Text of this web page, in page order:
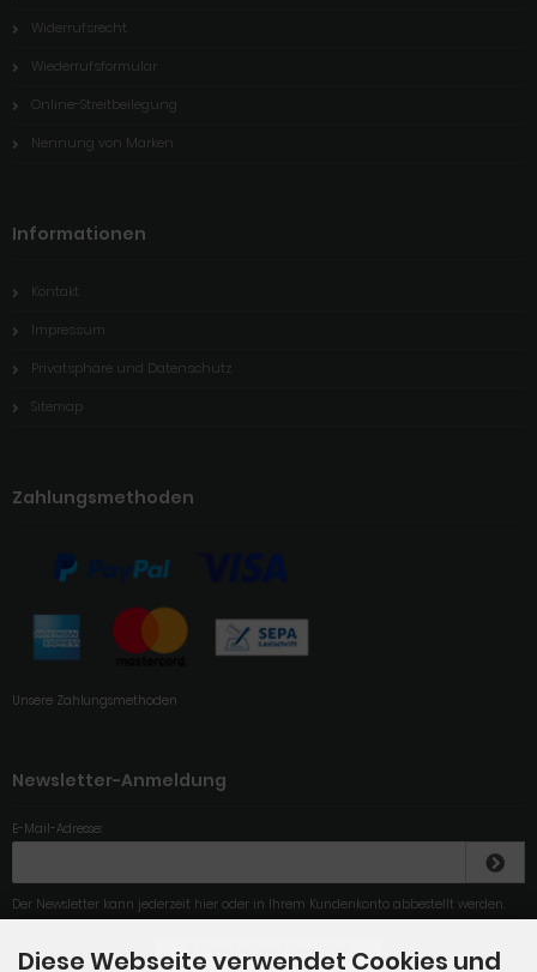
Widerrufsrecht
Wiederrufsformular
Online-Streitbeilegung
Nennung von Marken
Informationen
Kontakt
Impressum
Privatsphäre und Datenschutz
Sitemap
Zahlungsmethoden
Unsere Zahlungsmethoden
Newsletter-Anmeldung
E-Mail-Adresse:
Der Newsletter kann jederzeit hier oder in Ihrem Kundenkonto abbestellt werden.
Diese Webseite verwendet Cookies und